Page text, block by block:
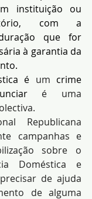
instituição ou
com a
que for
à garantia da
é um crime
é uma
Republicana
campanhas e
sobre o
Doméstica e
de ajuda
de alguma